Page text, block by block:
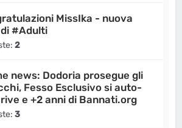
MissIka - nuova
#Adulti
2
news: Dodoria prosegue gli
Fesso Esclusivo si auto-
e +2 anni di Bannati.org
3